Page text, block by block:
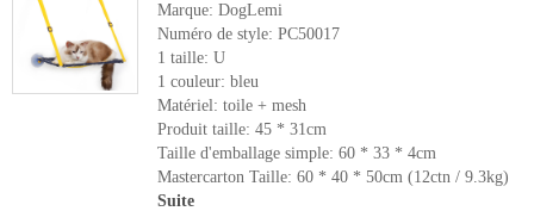
Marque: DogLemi
Numéro de style: PC50017
1 taille: U
1 couleur: bleu
Matériel: toile + mesh
Produit taille: 45 * 31cm
Taille d'emballage simple: 60 * 33 * 4cm
Mastercarton Taille: 60 * 40 * 50cm (12ctn / 9.3kg)
Suite